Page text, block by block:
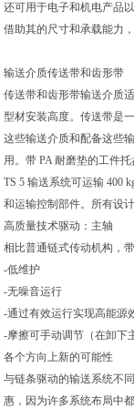
还可用于电子和机电产品
借助其的尺寸和承载能力
输送介质传送带和齿形带
传送带和齿形带输送介质
型材安装高度。传送带是
这些输送介质和配备这些
用。带 PA 耐磨垫的工件
TS 5 输送系统可运输 400
和运输控制部件。所有设
高质量技术驱动：主轴
相比普通链式传动机构，
-低维护
-无噪音运行
-通过有效运行实现高能源
-摩擦可手动调节（在卸下
各个方向上新的可能性
与链条驱动的输送系统不
惠，因为许多系统布局中